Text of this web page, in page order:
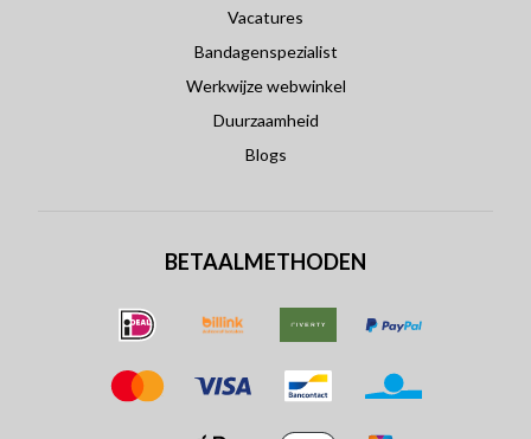
Vacatures
Bandagenspezialist
Werkwijze webwinkel
Duurzaamheid
Blogs
BETAALMETHODEN